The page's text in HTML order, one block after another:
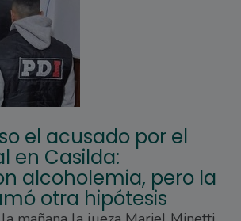
el acusado por el
en Casilda:
alcoholemia, pero la
otra hipótesis